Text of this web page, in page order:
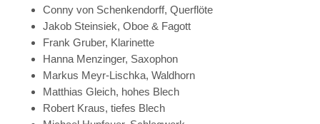
Conny von Schenkendorff, Querflöte
Jakob Steinsiek, Oboe & Fagott
Frank Gruber, Klarinette
Hanna Menzinger, Saxophon
Markus Meyr-Lischka, Waldhorn
Matthias Gleich, hohes Blech
Robert Kraus, tiefes Blech